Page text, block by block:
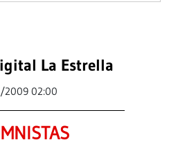
La Estrella
02:00